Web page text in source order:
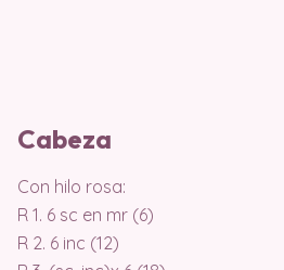
Cabeza
Con hilo rosa:
R 1. 6 sc en mr (6)
R 2. 6 inc (12)